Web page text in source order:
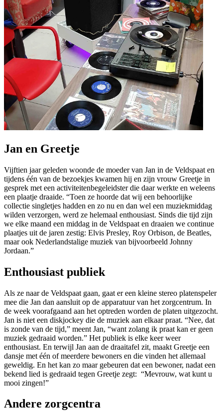
Jan en Greetje
Vijftien jaar geleden woonde de moeder van Jan in de Veldspaat en
tijdens één van de bezoekjes kwamen hij en zijn vrouw Greetje in
gesprek met een activiteitenbegeleidster die daar werkte en weleens
een plaatje draaide. “Toen ze hoorde dat wij een behoorlijke
collectie singletjes hadden en zo nu en dan wel een muziekmiddag
wilden verzorgen, werd ze helemaal enthousiast. Sinds die tijd zijn
we elke maand een middag in de Veldspaat en draaien we continue
plaatjes uit de jaren zestig: Elvis Presley, Roy Orbison, de Beatles,
maar ook Nederlandstalige muziek van bijvoorbeeld Johnny
Jordaan.”
Enthousiast publiek
Als ze naar de Veldspaat gaan, gaat er een kleine stereo platenspeler
mee die Jan dan aansluit op de apparatuur van het zorgcentrum. In
de week voorafgaand aan het optreden worden de platen uitgezocht.
Jan is niet een diskjockey die de muziek aan elkaar praat. “Nee, dat
is zonde van de tijd,” meent Jan, “want zolang ik praat kan er geen
muziek gedraaid worden.” Het publiek is elke keer weer
enthousiast. En terwijl Jan aan de draaitafel zit, maakt Greetje een
dansje met één of meerdere bewoners en die vinden het allemaal
geweldig. En het kan zo maar gebeuren dat een bewoner, nadat een
bekend lied is gedraaid tegen Greetje zegt: “Mevrouw, wat kunt u
mooi zingen!”
Andere zorgcentra